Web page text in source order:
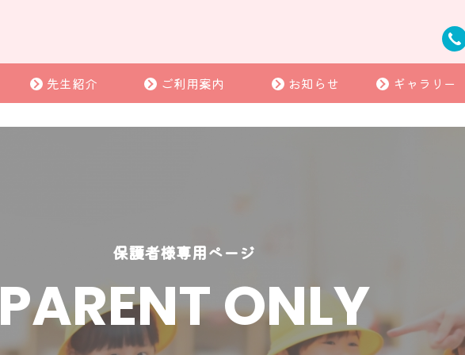
先生紹介 ご利用案内 お知らせ ギャラリー
保護者様専用ページ
PARENT ONLY